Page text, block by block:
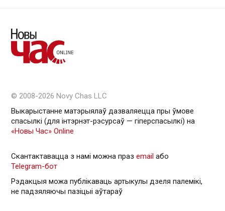
© 2008-2026 Novy Chas LLC
Выкарыстанне матэрыялаў дазваляецца пры ўмове
спасылкі (для інтэрнэт-рэсурсаў — гiперспасылкi) на
«Новы Час» Online
Скантактавацца з намі можна праз email або
Telegram-бот
Рэдакцыя можа публікаваць артыкулы дзеля палемікі,
не падзяляючы пазіцыі аўтараў